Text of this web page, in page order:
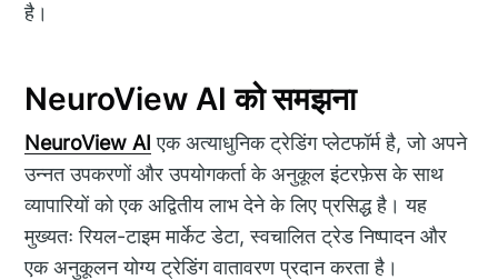
है।
NeuroView AI को समझना
NeuroView AI एक अत्याधुनिक ट्रेडिंग प्लेटफॉर्म है, जो अपने
उन्नत उपकरणों और उपयोगकर्ता के अनुकूल इंटरफ़ेस के साथ
व्यापारियों को एक अद्वितीय लाभ देने के लिए प्रसिद्ध है। यह
मुख्यतः रियल-टाइम मार्केट डेटा, स्वचालित ट्रेड निष्पादन और
एक अनुकूलन योग्य ट्रेडिंग वातावरण प्रदान करता है।